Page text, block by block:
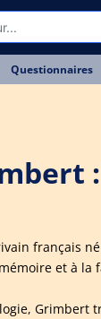
Questionnaires
français
et à la
Grimbert